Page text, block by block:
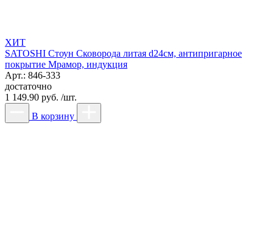
ХИТ
SATOSHI Стоун Сковорода литая d24см, антипригарное
покрытие Мрамор, индукция
Арт.: 846-333
достаточно
1 149.90 руб. /шт.
В корзину